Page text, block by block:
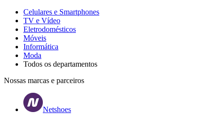
Celulares e Smartphones
TV e Vídeo
Eletrodomésticos
Móveis
Informática
Moda
Todos os departamentos
Nossas marcas e parceiros
Netshoes